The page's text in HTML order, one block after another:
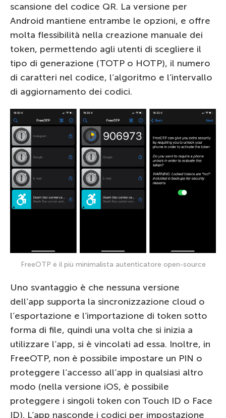
scansione del codice QR. La versione per
Android mantiene entrambe le opzioni, e offre
molta flessibilità nella creazione manuale dei
token, permettendo agli utenti di scegliere il
tipo di generazione (TOTP o HOTP), il numero
di caratteri nel codice, l’algoritmo e l’intervallo
di aggiornamento dei codici.
FreeOTP è il più minimalista autenticatore open-source
Uno svantaggio è che nessuna versione
dell’app supporta la sincronizzazione cloud o
l’esportazione e l’importazione di token sotto
forma di file, quindi una volta che si inizia a
utilizzare l’app, si è vincolati ad essa. Inoltre, in
FreeOTP, non è possibile impostare un PIN o
proteggere l’accesso all’app in qualsiasi altro
modo (nella versione iOS, è possibile
proteggere i singoli token con Touch ID o Face
ID). L’app nasconde i codici per impostazione